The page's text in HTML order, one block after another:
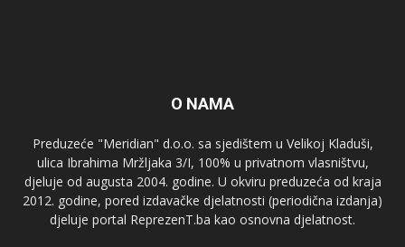
O NAMA
Preduzeće "Meridian" d.o.o. sa sjedištem u Velikoj Kladuši,
ulica Ibrahima Mržljaka 3/I, 100% u privatnom vlasništvu,
djeluje od augusta 2004. godine. U okviru preduzeća od kraja
2012. godine, pored izdavačke djelatnosti (periodična izdanja)
djeluje portal ReprezenT.ba kao osnovna djelatnost.